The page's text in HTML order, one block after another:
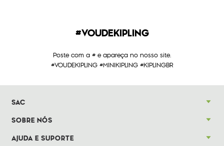
#VOUDEKIPLING
Poste com a # e apareça no nosso site.
#VOUDEKIPLING #MINIKIPLING #KIPLINGBR
SAC
SOBRE NÓS
AJUDA E SUPORTE